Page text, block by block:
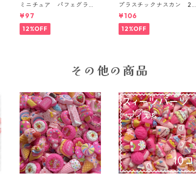
ミニチュア パフェグラ
ス 3個入り【MNT-GLS-3P
-02】
¥97
12%OFF
プラスチックナスカン 20
本入り【PK-20】
¥106
12%OFF
その他の商品